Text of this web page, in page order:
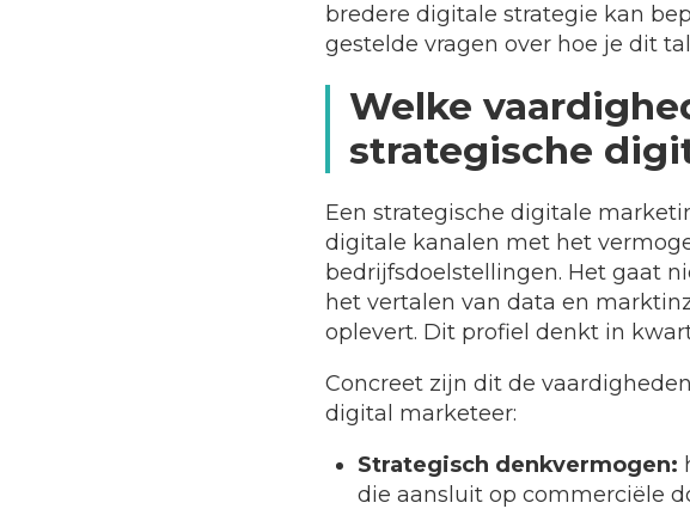
bredere digitale strategie kan
gestelde vragen over hoe je dit
Welke
strategische
Een strategische digitale
digitale kanalen met het
bedrijfsdoelstellingen. Het gaat
het vertalen van data en
oplevert. Dit profiel denkt in
Concreet zijn dit de
digital marketeer:
Strategisch denkvermogen:
die aansluit op commerciële